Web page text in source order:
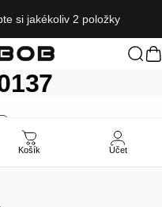
si jakékoliv 2 položky
Košík Účet